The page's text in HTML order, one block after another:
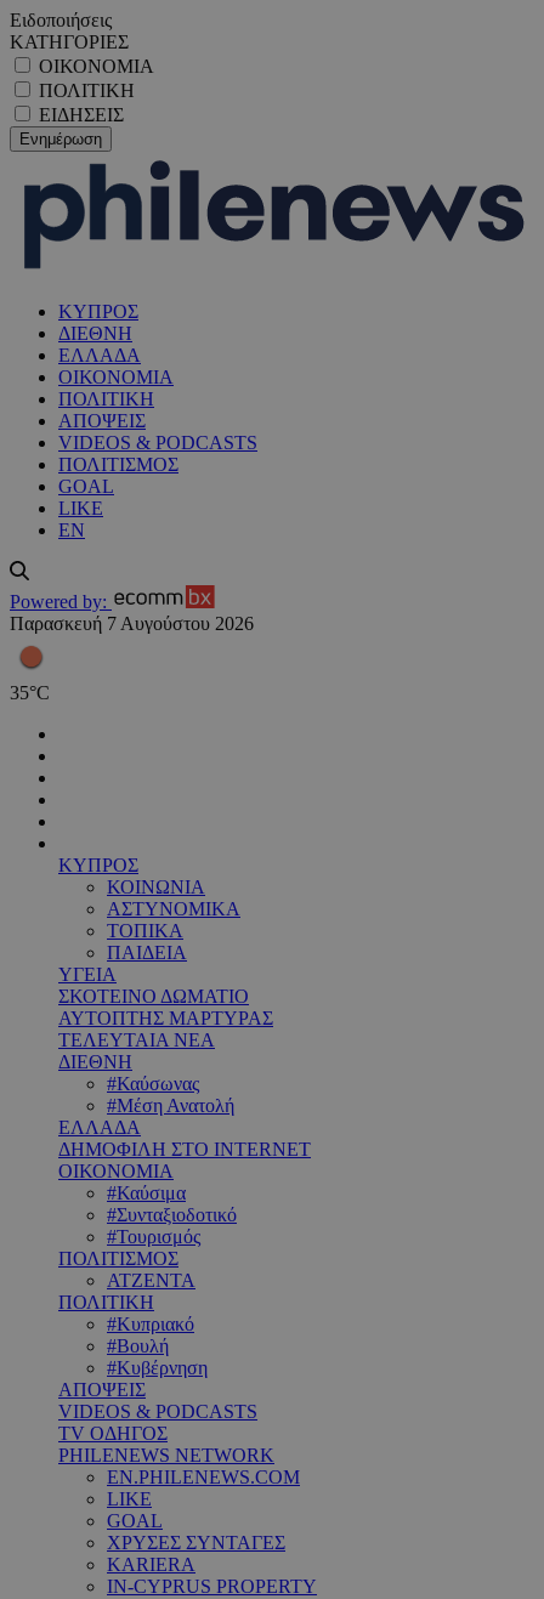
Ειδοποιήσεις
ΚΑΤΗΓΟΡΙΕΣ
ΟΙΚΟΝΟΜΙΑ
ΠΟΛΙΤΙΚΗ
ΕΙΔΗΣΕΙΣ
ΚΥΠΡΟΣ
ΔΙΕΘΝΗ
ΕΛΛΑΔΑ
ΟΙΚΟΝΟΜΙΑ
ΠΟΛΙΤΙΚΗ
ΑΠΟΨΕΙΣ
VIDEOS & PODCASTS
ΠΟΛΙΤΙΣΜΟΣ
GOAL
LIKE
EN
Powered by:
Παρασκευή 7 Αυγούστου 2026
35°C
ΚΥΠΡΟΣ
ΚΟΙΝΩΝΙΑ
ΑΣΤΥΝΟΜΙΚΑ
ΤΟΠΙΚΑ
ΠΑΙΔΕΙΑ
ΥΓΕΙΑ
ΣΚΟΤΕΙΝΟ ΔΩΜΑΤΙΟ
ΑΥΤΟΠΤΗΣ ΜΑΡΤΥΡΑΣ
ΤΕΛΕΥΤΑΙΑ ΝΕΑ
ΔΙΕΘΝΗ
#Καύσωνας
#Μέση Ανατολή
ΕΛΛΑΔΑ
ΔΗΜΟΦΙΛΗ ΣΤΟ INTERNET
ΟΙΚΟΝΟΜΙΑ
#Καύσιμα
#Συνταξιοδοτικό
#Τουρισμός
ΠΟΛΙΤΙΣΜΟΣ
ΑΤΖΕΝΤΑ
ΠΟΛΙΤΙΚΗ
#Κυπριακό
#Βουλή
#Κυβέρνηση
ΑΠΟΨΕΙΣ
VIDEOS & PODCASTS
TV ΟΔΗΓΟΣ
PHILENEWS NETWORK
EN.PHILENEWS.COM
LIKE
GOAL
ΧΡΥΣΕΣ ΣΥΝΤΑΓΕΣ
KARIERA
IN-CYPRUS PROPERTY